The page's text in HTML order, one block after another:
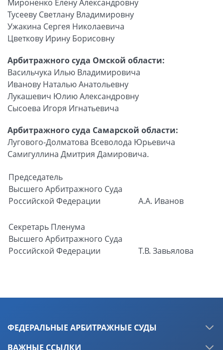
Мироненко Елену Александровну
Тусееву Светлану Владимировну
Ужакина Сергея Николаевича
Цветкову Ирину Борисовну
Арбитражного суда Омской области:
Васильчука Илью Владимировича
Иванову Наталью Анатольевну
Лукашевич Юлию Александровну
Сысоева Игоря Игнатьевича
Арбитражного суда Самарской области:
Лугового-Долматова Всеволода Юрьевича
Самигуллина Дмитрия Дамировича.
Председатель
Высшего Арбитражного Суда
Российской Федерации
А.А. Иванов
Секретарь Пленума
Высшего Арбитражного Суда
Российской Федерации
Т.В. Завьялова
ФЕДЕРАЛЬНЫЕ АРБИТРАЖНЫЕ СУДЫ
ВАЖНЫЕ ССЫЛКИ